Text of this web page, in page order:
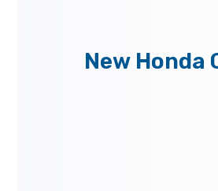
New Honda